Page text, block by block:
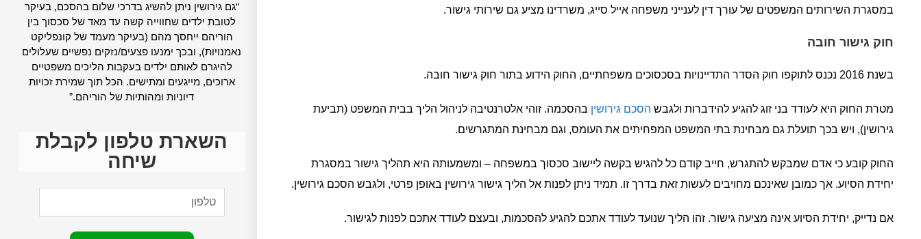
במסגרת השירותים המשפטים של עורך דין לענייני משפחה אייל סייג, משרדינו מציע גם שירותי גישור.
חוק גישור חובה
בשנת 2016 נכנס לתוקפו חוק הסדר התדיינויות בסכסוכים משפחתיים, החוק הידוע בתור חוק גישור חובה.
מטרת החוק היא לעודד בני זוג להגיע להידברות ולגבש הסכם גירושין בהסכמה. זוהי אלטרנטיבה לניהול הליך בבית המשפט (תביעת
גירושין), ויש בכך תועלת גם מבחינת בתי המשפט המפחיתים את העומס, וגם מבחינת המתגרשים.
החוק קובע כי אדם שמבקש להתגרש, חייב קודם כל להגיש בקשה ליישוב סכסוך במשפחה – ומשמעותה היא תהליך גישור במסגרת
יחידת הסיוע. אך כמובן שאינכם מחויבים לעשות זאת בדרך זו. תמיד ניתן לפנות אל הליך גישור גירושין באופן פרטי, ולגבש הסכם גירושין.
אם נדייק, יחידת הסיוע אינה מציעה גישור. זהו הליך שנועד לעודד אתכם להגיע להסכמות, ובעצם לעודד אתכם לפנות לגישור.
“גם גירושין ניתן להשיג בדרכי שלום בהסכם, בעיקר
לטובת ילדים שחווייה קשה עד מאד של סכסוך בין
הוריהם ייחסך מהם (בעיקר מעמד של קונפליקט
נאמנויות), ובכך ימנעו פצעים/נזקים נפשיים שעלולים
להיגרם לאותם ילדים בעקבות הליכים משפטיים
ארוכים, מייגעים ומתישים. הכל תוך שמירת זכויות
דיוניות ומהותיות של הוריהם.”
השארת טלפון לקבלת
שיחה